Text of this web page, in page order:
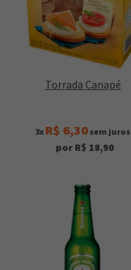
Torrada Canapé
3x R$ 6,30 sem juros
por R$ 18,90